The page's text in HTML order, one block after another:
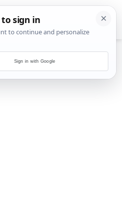
Sign in with Google